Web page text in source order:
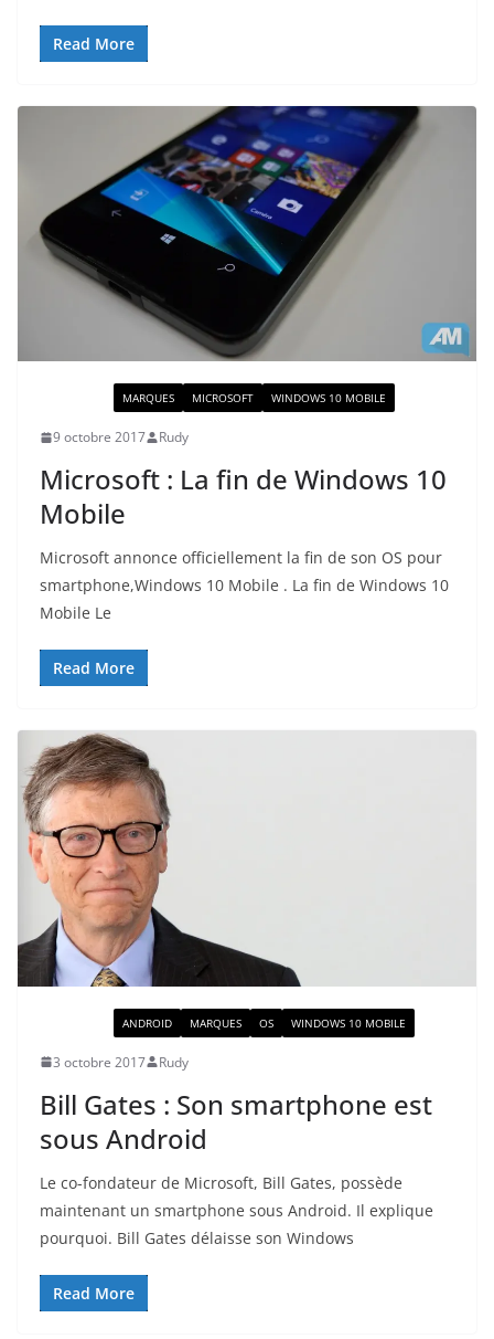
Read More
MARQUES MICROSOFT WINDOWS 10 MOBILE
9 octobre 2017 Rudy
Microsoft : La fin de Windows 10
Mobile
Microsoft annonce officiellement la fin de son OS pour
smartphone,Windows 10 Mobile . La fin de Windows 10
Mobile Le
Read More
ANDROID MARQUES OS WINDOWS 10 MOBILE
3 octobre 2017 Rudy
Bill Gates : Son smartphone est
sous Android
Le co-fondateur de Microsoft, Bill Gates, possède
maintenant un smartphone sous Android. Il explique
pourquoi. Bill Gates délaisse son Windows
Read More